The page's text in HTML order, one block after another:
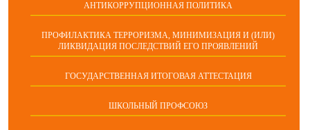
АНТИКОРРУПЦИОННАЯ ПОЛИТИКА
ПРОФИЛАКТИКА ТЕРРОРИЗМА, МИНИМИЗАЦИЯ И (ИЛИ)
ЛИКВИДАЦИЯ ПОСЛЕДСТВИЙ ЕГО ПРОЯВЛЕНИЙ
ГОСУДАРСТВЕННАЯ ИТОГОВАЯ АТТЕСТАЦИЯ
ШКОЛЬНЫЙ ПРОФСОЮЗ